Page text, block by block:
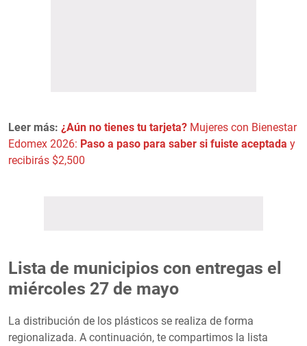
Leer más: ¿Aún no tienes tu tarjeta? Mujeres con Bienestar
Edomex 2026: Paso a paso para saber si fuiste aceptada y
recibirás $2,500
Lista de municipios con entregas el
miércoles 27 de mayo
La distribución de los plásticos se realiza de forma
regionalizada. A continuación, te compartimos la lista